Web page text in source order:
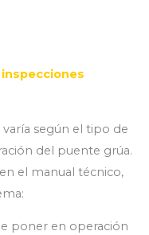
varía según el tipo de
del puente grúa.
el manual técnico,
poner en operación